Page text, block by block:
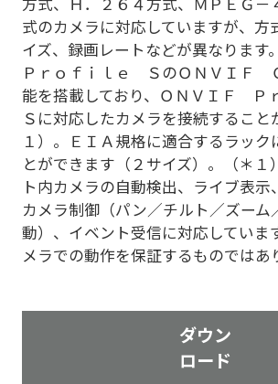
式のカメラに対応していますが、方
イズ、録画レートなどが異なります
Ｐｒｏｆｉｌｅ ＳのＯＮＶＩＦ
能を搭載しており、ＯＮＶＩＦ Ｐ
Ｓに対応したカメラを接続すること
１）。ＥＩＡ規格に適合するラック
とができます（２サイズ）。（＊１
ト内カメラの自動検出、ライブ表示
カメラ制御（パン／チルト／ズーム
動）、イベント受信に対応していま
メラでの動作を保証するものではあ
ダウン
ロード